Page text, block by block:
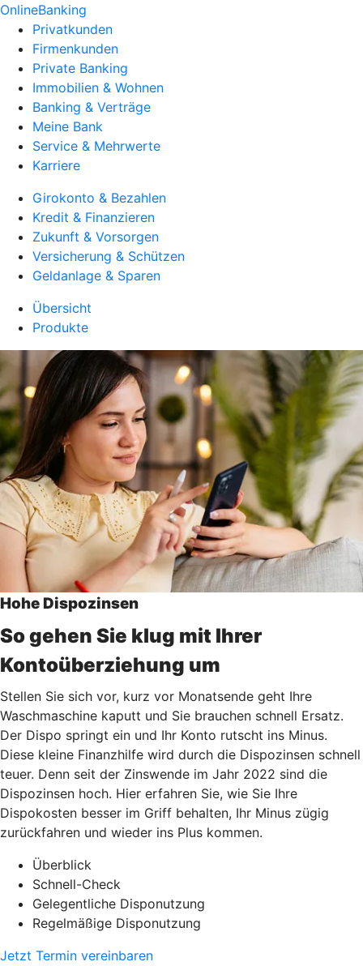
OnlineBanking
Privatkunden
Firmenkunden
Private Banking
Immobilien & Wohnen
Banking & Verträge
Meine Bank
Service & Mehrwerte
Karriere
Girokonto & Bezahlen
Kredit & Finanzieren
Zukunft & Vorsorgen
Versicherung & Schützen
Geldanlage & Sparen
Übersicht
Produkte
Hohe Dispozinsen
So gehen Sie klug mit Ihrer
Kontoüberziehung um
Stellen Sie sich vor, kurz vor Monatsende geht Ihre
Waschmaschine kaputt und Sie brauchen schnell Ersatz.
Der Dispo springt ein und Ihr Konto rutscht ins Minus.
Diese kleine Finanzhilfe wird durch die Dispozinsen schnell
teuer. Denn seit der Zinswende im Jahr 2022 sind die
Dispozinsen hoch. Hier erfahren Sie, wie Sie Ihre
Dispokosten besser im Griff behalten, Ihr Minus zügig
zurückfahren und wieder ins Plus kommen.
Überblick
Schnell-Check
Gelegentliche Disponutzung
Regelmäßige Disponutzung
Jetzt Termin vereinbaren